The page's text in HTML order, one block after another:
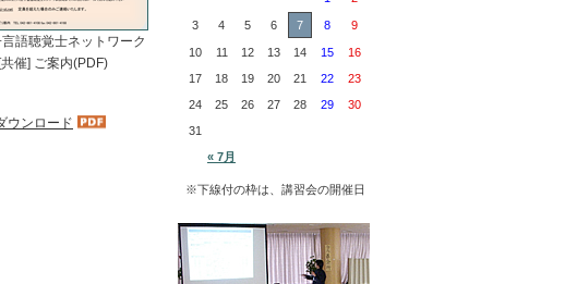
語聴覚士ネットワーク
催] ご案内(PDF)
ウンロード
« 7月
3 4 5 6 7 8 9
10 11 12 13 14 15
16
17
18 19 20 21 22
23
24
25 26 27 28 29
30
31
※下線付の枠は、講習会の開催日